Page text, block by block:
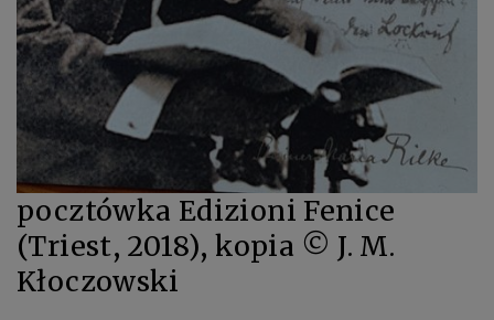
pocztówka Edizioni Fenice
(Triest, 2018), kopia © J. M.
Kłoczowski